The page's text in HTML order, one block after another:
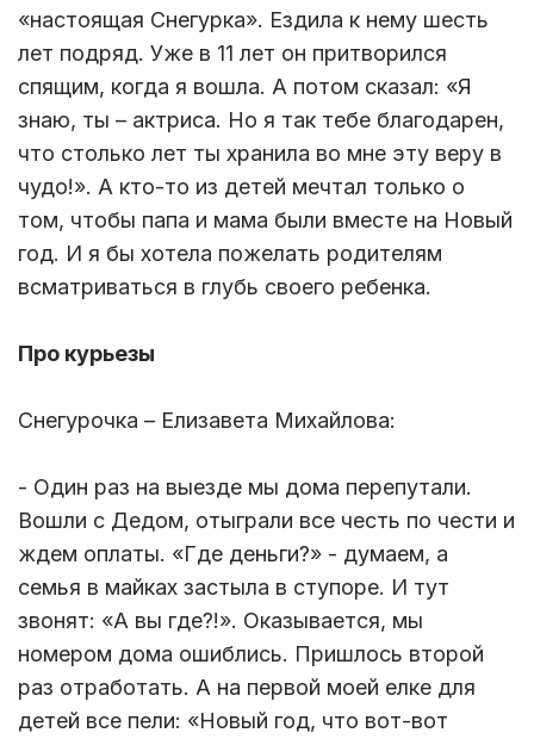
«настоящая Снегурка». Ездила к нему шесть
лет подряд. Уже в 11 лет он притворился
спящим, когда я вошла. А потом сказал: «Я
знаю, ты – актриса. Но я так тебе благодарен,
что столько лет ты хранила во мне эту веру в
чудо!». А кто-то из детей мечтал только о
том, чтобы папа и мама были вместе на Новый
год. И я бы хотела пожелать родителям
всматриваться в глубь своего ребенка.
Про курьезы
Снегурочка – Елизавета Михайлова:
- Один раз на выезде мы дома перепутали.
Вошли с Дедом, отыграли все честь по чести и
ждем оплаты. «Где деньги?» - думаем, а
семья в майках застыла в ступоре. И тут
звонят: «А вы где?!». Оказывается, мы
номером дома ошиблись. Пришлось второй
раз отработать. А на первой моей елке для
детей все пели: «Новый год, что вот-вот